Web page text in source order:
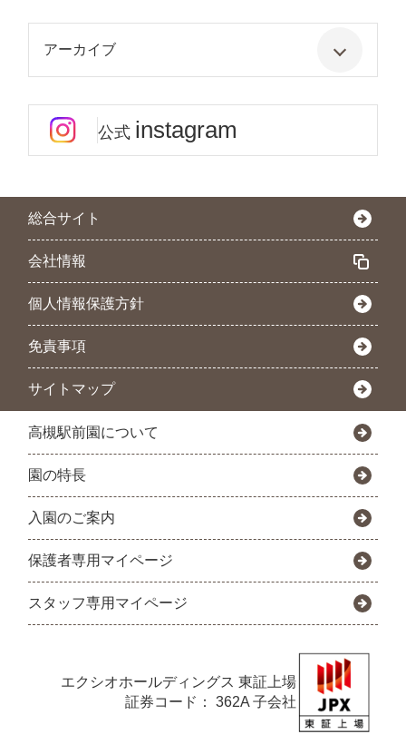
アーカイブ
公式 instagram
総合サイト
会社情報
個人情報保護方針
免責事項
サイトマップ
高槻駅前園について
園の特長
入園のご案内
保護者専用マイページ
スタッフ専用マイページ
エクシオホールディングス 東証上場
証券コード： 362A 子会社